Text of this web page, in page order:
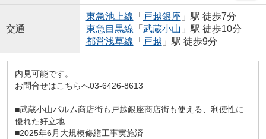
交通
東急池上線 「 戸越銀座 」駅 徒歩7分
東急目黒線 「 武蔵小山 」駅 徒歩10分
都営浅草線 「 戸越 」駅 徒歩9分
内見可能です。
お問合せはこちらへ03-6426-8613
■武蔵小山パルム商店街も戸越銀座商店街も使える、利便性に
優れた好立地
■2025年6月大規模修繕工事実施済